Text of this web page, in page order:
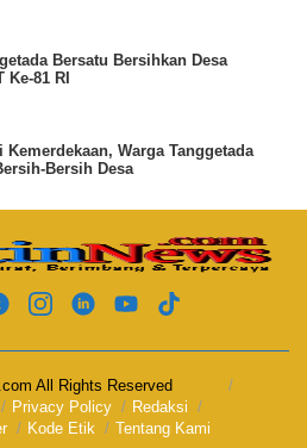
Bersatu Bersihkan Desa
Ke-81 RI
Kemerdekaan, Warga Tanggetada
Bersih Desa
All Rights Reserved
Privacy Policy
Redaksi
Kode Etik Tentang Kami